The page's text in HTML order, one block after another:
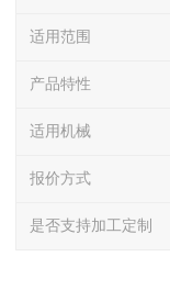
适用范围
产品特性
适用机械
报价方式
是否支持加工定制